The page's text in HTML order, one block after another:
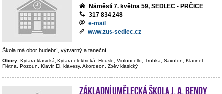
Náměstí 7. května 59, SEDLEC - PRČICE
317 834 248
e-mail
www.zus-sedlec.cz
Škola má obor hudební, výtvarný a taneční.
Obory: Kytara klasická, Kytara elektrická, Housle, Violoncello, Trubka, Saxofon, Klarinet,
Flétna, Pozoun, Klavír, El. klávesy, Akordeon, Zpěv klasický
Základní umělecká škola J. A. Bendy